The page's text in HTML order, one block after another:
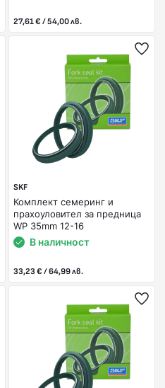
27,61 € / 54,00 лв.
SKF
Комплект семеринг и
прахоуловител за предница
WP 35mm 12-16
В наличност
33,23 € / 64,99 лв.